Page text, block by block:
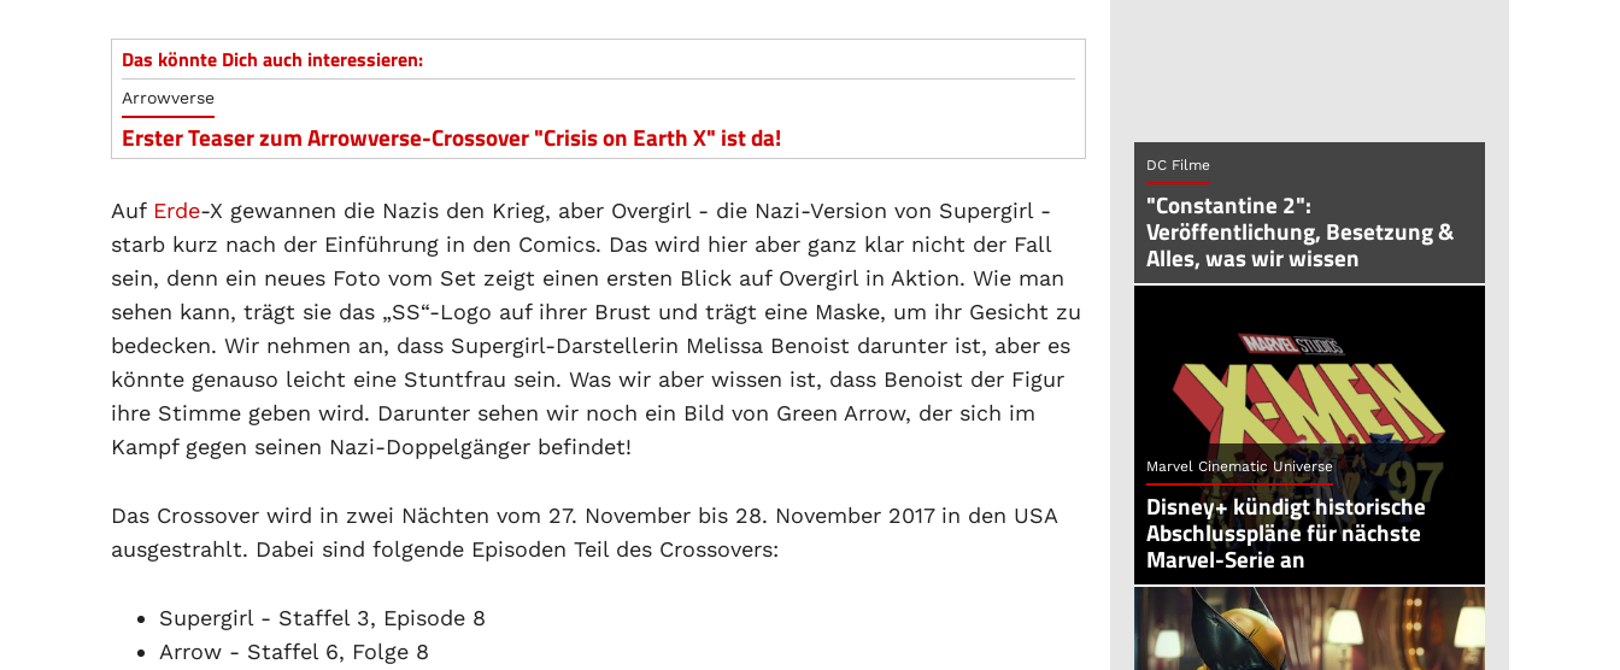
Das könnte Dich auch interessieren:
Arrowverse
Erster Teaser zum Arrowverse-Crossover "Crisis on Earth X" ist da!
Auf Erde-X gewannen die Nazis den Krieg, aber Overgirl - die Nazi-Version von Supergirl -
starb kurz nach der Einführung in den Comics. Das wird hier aber ganz klar nicht der Fall
sein, denn ein neues Foto vom Set zeigt einen ersten Blick auf Overgirl in Aktion. Wie man
sehen kann, trägt sie das „SS“-Logo auf ihrer Brust und trägt eine Maske, um ihr Gesicht zu
bedecken. Wir nehmen an, dass Supergirl-Darstellerin Melissa Benoist darunter ist, aber es
könnte genauso leicht eine Stuntfrau sein. Was wir aber wissen ist, dass Benoist der Figur
ihre Stimme geben wird. Darunter sehen wir noch ein Bild von Green Arrow, der sich im
Kampf gegen seinen Nazi-Doppelgänger befindet!
Das Crossover wird in zwei Nächten vom 27. November bis 28. November 2017 in den USA
ausgestrahlt. Dabei sind folgende Episoden Teil des Crossovers:
Supergirl - Staffel 3, Episode 8
Arrow - Staffel 6, Folge 8
DC Filme
"Constantine 2":
Veröffentlichung, Besetzung &
Alles, was wir wissen
Marvel Cinematic Universe
Disney+ kündigt historische
Abschlusspläne für nächste
Marvel-Serie an